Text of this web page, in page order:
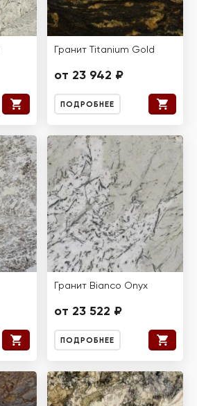
Гранит Titanium Gold
от 23 942 ₽
ПОДРОБНЕЕ
Гранит Bianco Onyx
от 23 522 ₽
ПОДРОБНЕЕ